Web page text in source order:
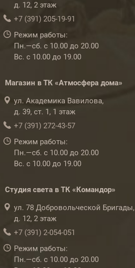
д. 12, 2 этаж
+7 (391) 205-19-91
Режим работы:
Пн.—сб. с 10.00 до 20.00
Вс. с 10.00 до 19.00
Магазин в ТК «Атмосфера дома»
ул. Академика Вавилова,
д. 39, ст. 1, 1 этаж
+7 (391) 272-43-57
Режим работы:
Пн.—сб. с 10.00 до 20.00
Вс. с 10.00 до 19.00
Студия света в ТК «Командор»
ул. 78 Добровольческой Бригады,
д. 12, 2 этаж
+7 (391) 2-054-051
Режим работы:
Пн.—сб. с 10.00 до 20.00